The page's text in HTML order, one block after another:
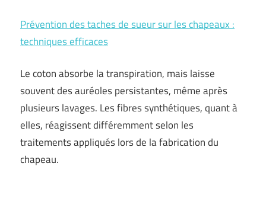
Prévention des taches de sueur sur les chapeaux :
techniques efficaces
Le coton absorbe la transpiration, mais laisse
souvent des auréoles persistantes, même après
plusieurs lavages. Les fibres synthétiques, quant à
elles, réagissent différemment selon les
traitements appliqués lors de la fabrication du
chapeau.